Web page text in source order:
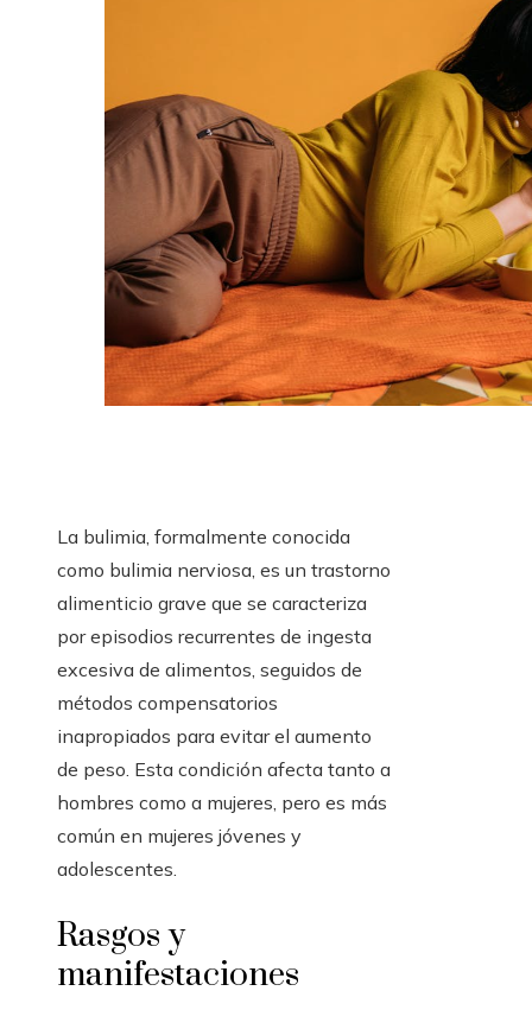
La bulimia, formalmente conocida
como bulimia nerviosa, es un trastorno
alimenticio grave que se caracteriza
por episodios recurrentes de ingesta
excesiva de alimentos, seguidos de
métodos compensatorios
inapropiados para evitar el aumento
de peso. Esta condición afecta tanto a
hombres como a mujeres, pero es más
común en mujeres jóvenes y
adolescentes.
Rasgos y
manifestaciones